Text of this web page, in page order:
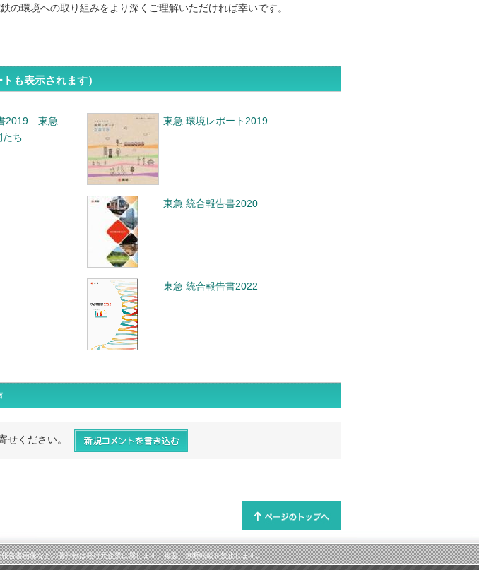
の環境への取り組みをより深くご理解いただければ幸いです。
も表示されます）
2019 東急
たち
東急 環境レポート2019
東急 統合報告書2020
東急 統合報告書2022
せください。
書画像などの著作物は発行元企業に属します。複製、無断転載を禁止します。